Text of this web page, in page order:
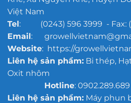
Việt Nam
Tel: (0243) 596 3999 - Fax:
Email:
Website: https://
Liên hệ sản phẩm:Bi thép,
Oxit nhôm
Hotline: 0902.289.689
Liên hệ sản phẩm:Máy phun